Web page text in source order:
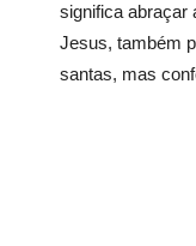
significa abraçar
Jesus, também
santas, mas